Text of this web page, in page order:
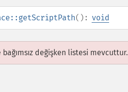
(): void
değişken listesi mevcuttur.